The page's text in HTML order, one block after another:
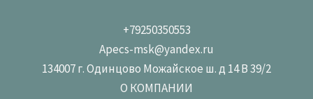
+79250350553
Apecs-msk@yandex.ru
134007 г. Одинцово Можайское ш. д 14 В 39/2
О КОМПАНИИ